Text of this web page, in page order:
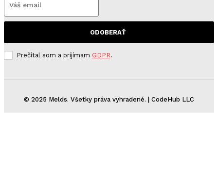
ODOBERAŤ
Prečítal som a prijímam GDPR.
© 2025 Melds. Všetky práva vyhradené. | CodeHub LLC